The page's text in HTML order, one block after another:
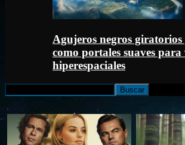
Agujeros negros
como portales suaves para
hiperespaciales